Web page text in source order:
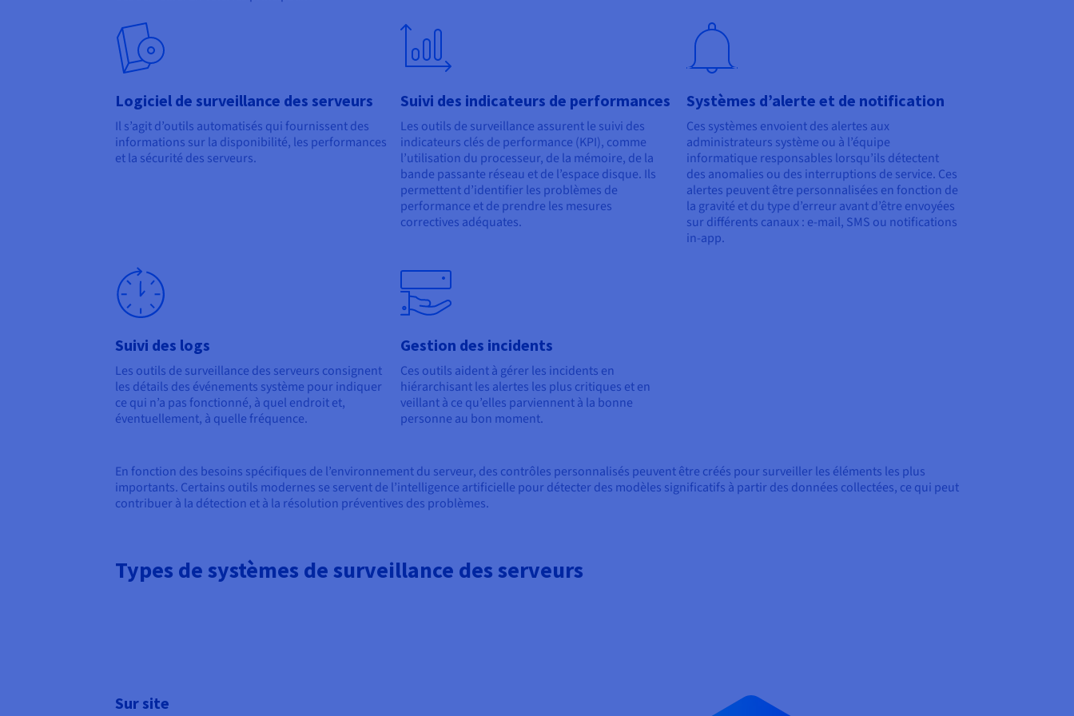
Logiciel de surveillance des serveurs
Il s’agit d’outils automatisés qui fournissent des
informations sur la disponibilité, les performances
et la sécurité des serveurs.
Suivi des indicateurs de performances
Les outils de surveillance assurent le suivi des
indicateurs clés de performance (KPI), comme
l’utilisation du processeur, de la mémoire, de la
bande passante réseau et de l’espace disque. Ils
permettent d’identifier les problèmes de
performance et de prendre les mesures
correctives adéquates.
Systèmes d’alerte et de notification
Ces systèmes envoient des alertes aux
administrateurs système ou à l’équipe
informatique responsables lorsqu’ils détectent
des anomalies ou des interruptions de service. Ces
alertes peuvent être personnalisées en fonction de
la gravité et du type d’erreur avant d’être envoyées
sur différents canaux : e-mail, SMS ou notifications
in-app.
Suivi des logs
Les outils de surveillance des serveurs consignent
les détails des événements système pour indiquer
ce qui n’a pas fonctionné, à quel endroit et,
éventuellement, à quelle fréquence.
Gestion des incidents
Ces outils aident à gérer les incidents en
hiérarchisant les alertes les plus critiques et en
veillant à ce qu’elles parviennent à la bonne
personne au bon moment.
En fonction des besoins spécifiques de l’environnement du serveur, des contrôles personnalisés peuvent être créés pour surveiller les éléments les plus
importants. Certains outils modernes se servent de l’intelligence artificielle pour détecter des modèles significatifs à partir des données collectées, ce qui peut
contribuer à la détection et à la résolution préventives des problèmes.
Types de systèmes de surveillance des serveurs
Sur site